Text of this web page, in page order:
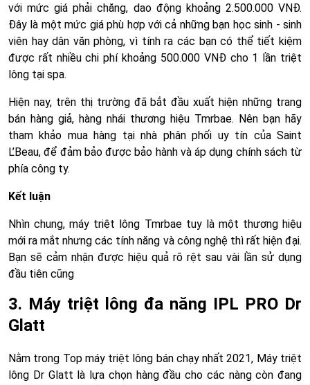
với mức giá phải chăng, dao động khoảng 2.500.000 VNĐ.
Đây là một mức giá phù hợp với cả những bạn học sinh - sinh
viên hay dân văn phòng, vì tính ra các bạn có thể tiết kiệm
được rất nhiều chi phí khoảng 500.000 VNĐ cho 1 lần triệt
lông tại spa.
Hiện nay, trên thị trường đã bắt đầu xuất hiện những trang
bán hàng giả, hàng nhái thương hiệu Tmrbae. Nên bạn hãy
tham khảo mua hàng tại nhà phân phối uy tín của Saint
L’Beau, để đảm bảo được bảo hành và áp dụng chính sách từ
phía công ty.
Kết luận
Nhìn chung, máy triệt lông Tmrbae tuy là một thương hiệu
mới ra mắt nhưng các tính năng và công nghệ thì rất hiện đại.
Bạn sẽ cảm nhận được hiệu quả rõ rệt sau vài lần sử dụng
đầu tiên cũng
3. Máy triệt lông đa năng IPL PRO Dr
Glatt
Nằm trong Top máy triệt lông bán chạy nhất 2021, Máy triệt
lông Dr Glatt là lựa chọn hàng đầu cho các nàng còn đang